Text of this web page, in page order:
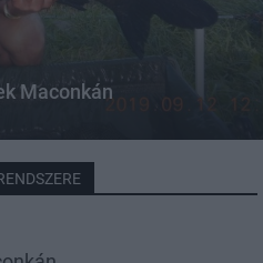
Maconkán